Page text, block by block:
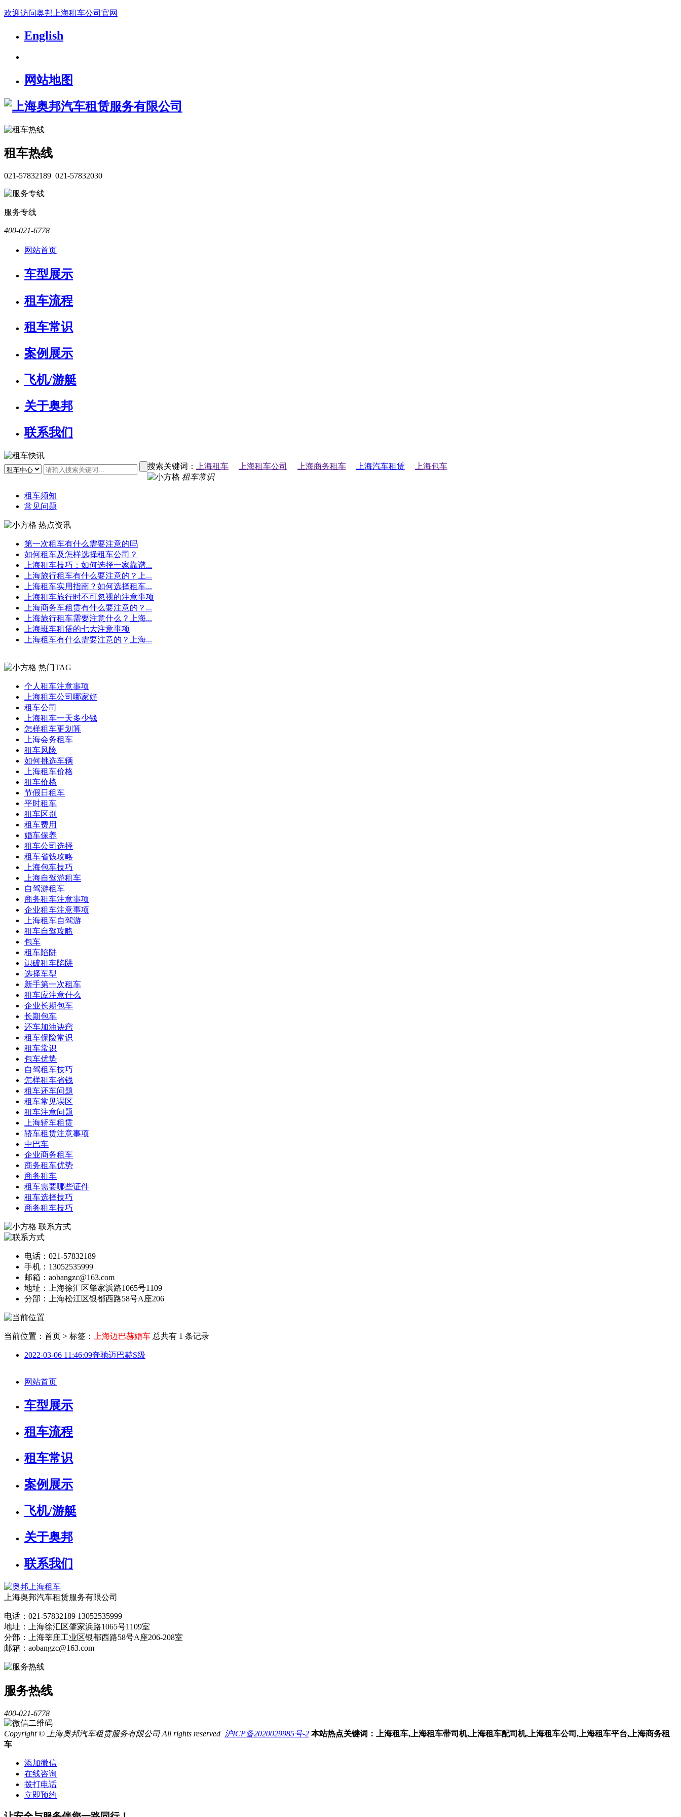
欢迎访问奥邦上海租车公司官网
English
网站地图
租车热线
021-57832189 021-57832030
服务专线
400-021-6778
网站首页
车型展示
租车流程
租车常识
案例展示
飞机/游艇
关于奥邦
联系我们
搜索关键词： 上海租车 上海租车公司 上海商务租车 上海汽车租赁
上海包车
租车常识
租车须知
常见问题
热点资讯
第一次租车有什么需要注意的吗
如何租车及怎样选择租车公司？
上海租车技巧：如何选择一家靠谱...
上海旅行租车有什么要注意的？上...
上海租车实用指南？如何选择租车...
上海租车旅行时不可忽视的注意事项
上海商务车租赁有什么要注意的？...
上海旅行租车需要注意什么？上海...
上海班车租赁的七大注意事项
上海租车有什么需要注意的？上海...
热门TAG
个人租车注意事项
上海租车公司哪家好
租车公司
上海租车一天多少钱
怎样租车更划算
上海会务租车
租车风险
如何挑选车辆
上海租车价格
租车价格
节假日租车
平时租车
租车区别
租车费用
婚车保养
租车公司选择
租车省钱攻略
上海包车技巧
上海自驾游租车
自驾游租车
商务租车注意事项
企业租车注意事项
上海租车自驾游
租车自驾攻略
包车
租车陷阱
识破租车陷阱
选择车型
新手第一次租车
租车应注意什么
企业长期包车
长期包车
还车加油诀窍
租车保险常识
租车常识
包车优势
自驾租车技巧
怎样租车省钱
租车还车问题
租车常见误区
租车注意问题
上海轿车租赁
轿车租赁注意事项
中巴车
企业商务租车
商务租车优势
商务租车
租车需要哪些证件
租车选择技巧
商务租车技巧
联系方式
电话：021-57832189
手机：13052535999
邮箱：aobangzc@163.com
地址：上海徐汇区肇家浜路1065号1109
分部：上海松江区银都西路58号A座206
当前位置：首页 > 标签： 上海迈巴赫婚车 总共有 1 条记录
2022-03-06 11:46:09奔驰迈巴赫S级
网站首页
车型展示
租车流程
租车常识
案例展示
飞机/游艇
关于奥邦
联系我们
上海奥邦汽车租赁服务有限公司
电话：021-57832189 13052535999
地址：上海徐汇区肇家浜路1065号1109室
分部：上海莘庄工业区银都西路58号A座206-208室
邮箱：aobangzc@163.com
服务热线
400-021-6778
Copyright © 上海奥邦汽车租赁服务有限公司 All rights reserved 沪ICP备2020029985号-2 本站热点关键词：上海租车,上海租车带司机,上海租车配司机,上海租车公司,上海租车平台,上海商务租
车
添加微信
在线咨询
拨打电话
立即预约